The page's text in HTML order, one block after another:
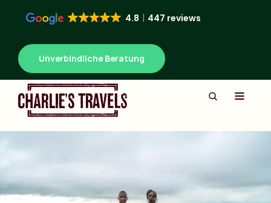
4.8 447 reviews
Unverbindliche Beratung